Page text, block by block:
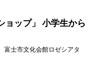
ョップ」 小学生から
富士市文化会館ロゼシアタ